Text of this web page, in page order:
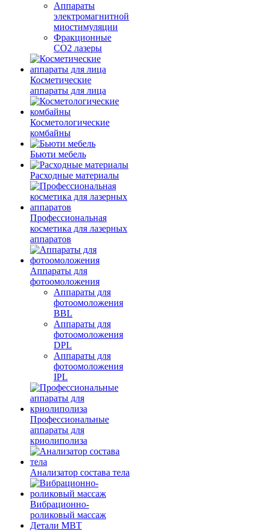
Аппараты
электромагнитной
миостимуляции
Фракционные
CO2 лазеры
Косметические
аппараты для лица
Косметологические
комбайны
Бьюти мебель
Расходные материалы
Профессиональная
косметика для лазерных
аппаратов
Аппараты для
фотоомоложения
Аппараты для
фотоомоложения
BBL
Аппараты для
фотоомоложения
DPL
Аппараты для
фотоомоложения
IPL
Профессиональные
аппараты для
криолиполиза
Анализатор состава тела
Вибрационно-
роликовый массаж
Детали MBT